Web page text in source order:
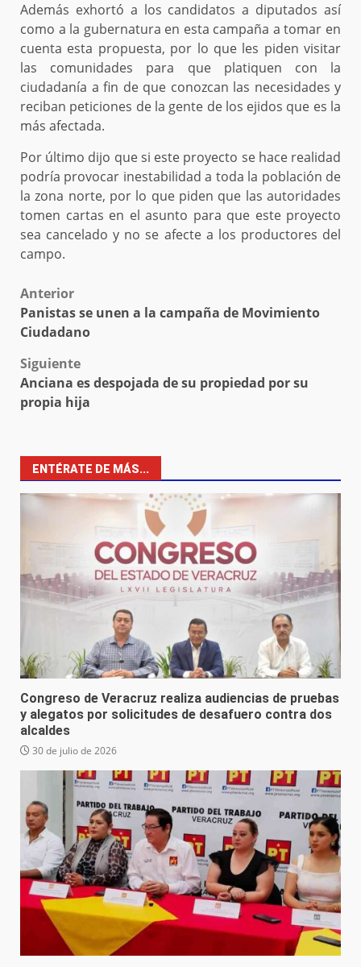
Además exhortó a los candidatos a diputados así
como a la gubernatura en esta campaña a tomar en
cuenta esta propuesta, por lo que les piden visitar
las comunidades para que platiquen con la
ciudadanía a fin de que conozcan las necesidades y
reciban peticiones de la gente de los ejidos que es la
más afectada.
Por último dijo que si este proyecto se hace realidad
podría provocar inestabilidad a toda la población de
la zona norte, por lo que piden que las autoridades
tomen cartas en el asunto para que este proyecto
sea cancelado y no se afecte a los productores del
campo.
Post
navigation
Anterior
Panistas se unen a la campaña de Movimiento
Ciudadano
Siguiente
Anciana es despojada de su propiedad por su
propia hija
ENTÉRATE DE MÁS...
Congreso de Veracruz realiza audiencias de pruebas
y alegatos por solicitudes de desafuero contra dos
alcaldes
30 de julio de 2026